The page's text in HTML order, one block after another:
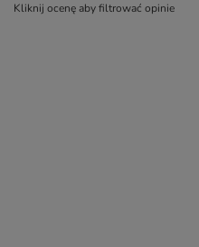
Kliknij ocenę aby filtrować opinie